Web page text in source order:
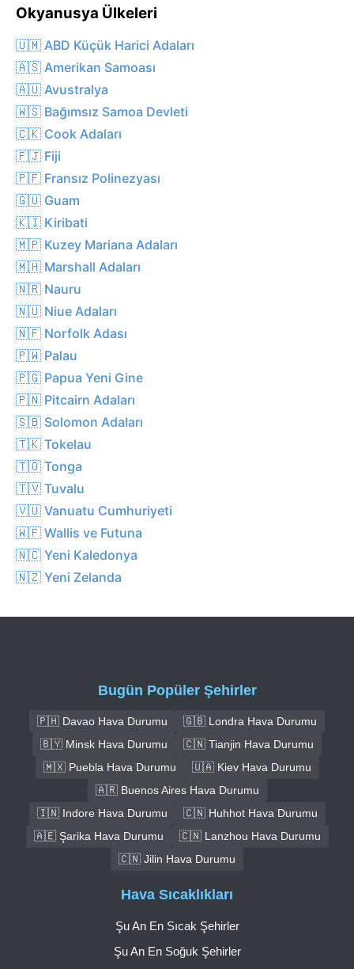
Okyanusya Ülkeleri
🇺🇲 ABD Küçük Harici Adaları
🇦🇸 Amerikan Samoası
🇦🇺 Avustralya
🇼🇸 Bağımsız Samoa Devleti
🇨🇰 Cook Adaları
🇫🇯 Fiji
🇵🇫 Fransız Polinezyası
🇬🇺 Guam
🇰🇮 Kiribati
🇲🇵 Kuzey Mariana Adaları
🇲🇭 Marshall Adaları
🇳🇷 Nauru
🇳🇺 Niue Adaları
🇳🇫 Norfolk Adası
🇵🇼 Palau
🇵🇬 Papua Yeni Gine
🇵🇳 Pitcairn Adaları
🇸🇧 Solomon Adaları
🇹🇰 Tokelau
🇹🇴 Tonga
🇹🇻 Tuvalu
🇻🇺 Vanuatu Cumhuriyeti
🇼🇫 Wallis ve Futuna
🇳🇨 Yeni Kaledonya
🇳🇿 Yeni Zelanda
Bugün Popüler Şehirler
🇵🇭 Davao Hava Durumu
🇬🇧 Londra Hava Durumu
🇧🇾 Minsk Hava Durumu
🇨🇳 Tianjin Hava Durumu
🇲🇽 Puebla Hava Durumu
🇺🇦 Kiev Hava Durumu
🇦🇷 Buenos Aires Hava Durumu
🇮🇳 Indore Hava Durumu
🇨🇳 Huhhot Hava Durumu
🇦🇪 Şarika Hava Durumu
🇨🇳 Lanzhou Hava Durumu
🇨🇳 Jilin Hava Durumu
Hava Sıcaklıkları
Şu An En Sıcak Şehirler
Şu An En Soğuk Şehirler